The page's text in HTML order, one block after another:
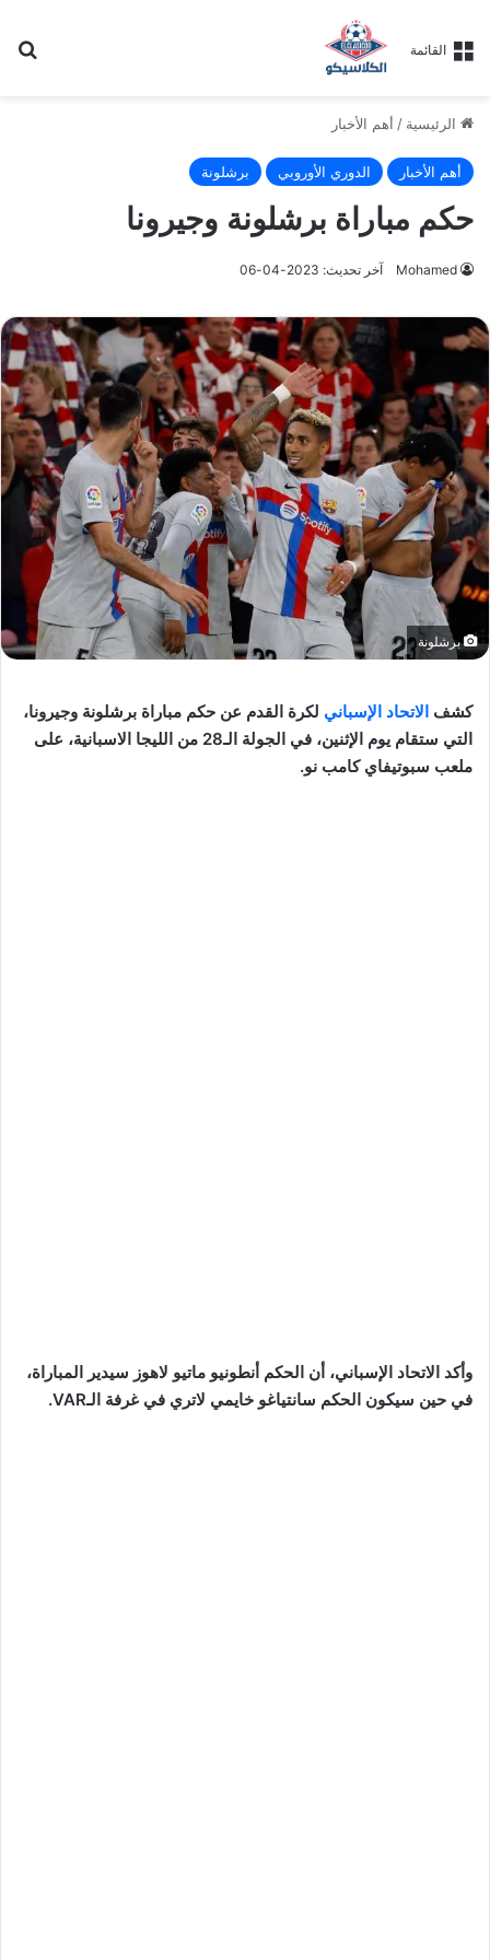
القائمة
الرئيسية / أهم الأخبار
أهم الأخبار الدوري الأوروبي برشلونة
حكم مباراة برشلونة وجيرونا
Mohamed آخر تحديث: 2023-04-06
برشلونة
كشف الاتحاد الإسباني لكرة القدم عن حكم مباراة برشلونة وجيرونا،
التي ستقام يوم الإثنين، في الجولة الـ28 من الليجا الاسبانية، على
ملعب سبوتيفاي كامب نو.
وأكد الاتحاد الإسباني، أن الحكم أنطونيو ماتيو لاهوز سيدير المباراة،
في حين سيكون الحكم سانتياغو خايمي لاتري في غرفة الـVAR.